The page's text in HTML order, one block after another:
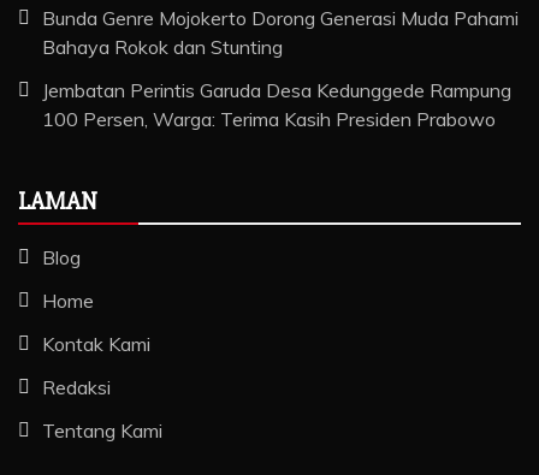
Bunda Genre Mojokerto Dorong Generasi Muda Pahami
Bahaya Rokok dan Stunting
Jembatan Perintis Garuda Desa Kedunggede Rampung
100 Persen, Warga: Terima Kasih Presiden Prabowo
LAMAN
Blog
Home
Kontak Kami
Redaksi
Tentang Kami